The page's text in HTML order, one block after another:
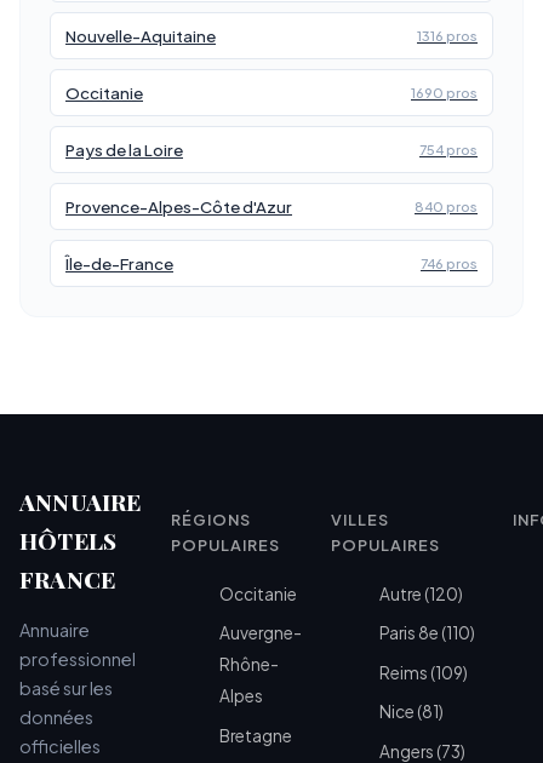
Nouvelle-Aquitaine 1316 pros
Occitanie 1690 pros
Pays de la Loire 754 pros
Provence-Alpes-Côte d'Azur 840 pros
Île-de-France 746 pros
ANNUAIRE
HÔTELS
FRANCE
Annuaire
professionnel
basé sur les
données
officielles
RÉGIONS
POPULAIRES
Occitanie
Auvergne-
Rhône-
Alpes
Bretagne
VILLES
POPULAIRES
Autre (120)
Paris 8e (110)
Reims (109)
Nice (81)
Angers (73)